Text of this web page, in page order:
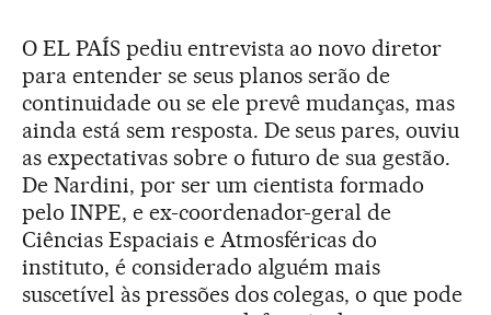
O EL PAÍS pediu entrevista ao novo diretor
para entender se seus planos serão de
continuidade ou se ele prevê mudanças, mas
ainda está sem resposta. De seus pares, ouviu
as expectativas sobre o futuro de sua gestão.
De Nardini, por ser um cientista formado
pelo INPE, e ex-coordenador-geral de
Ciências Espaciais e Atmosféricas do
instituto, é considerado alguém mais
suscetível às pressões dos colegas, o que pode